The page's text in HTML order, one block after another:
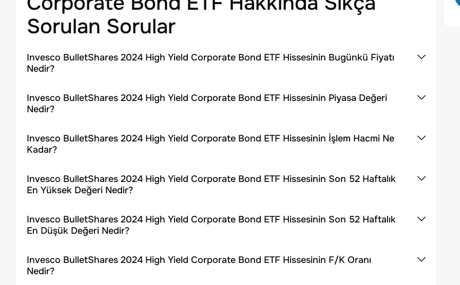
Sorulan Sorular
Invesco BulletShares 2024 High Yield Corporate Bond ETF Hissesinin Bugünkü Fiyatı
Nedir?
Invesco BulletShares 2024 High Yield Corporate Bond ETF Hissesinin Piyasa Değeri
Nedir?
Invesco BulletShares 2024 High Yield Corporate Bond ETF Hissesinin İşlem Hacmi Ne
Kadar?
Invesco BulletShares 2024 High Yield Corporate Bond ETF Hissesinin Son 52 Haftalık
En Yüksek Değeri Nedir?
Invesco BulletShares 2024 High Yield Corporate Bond ETF Hissesinin Son 52 Haftalık
En Düşük Değeri Nedir?
Invesco BulletShares 2024 High Yield Corporate Bond ETF Hissesinin F/K Oranı
Nedir?